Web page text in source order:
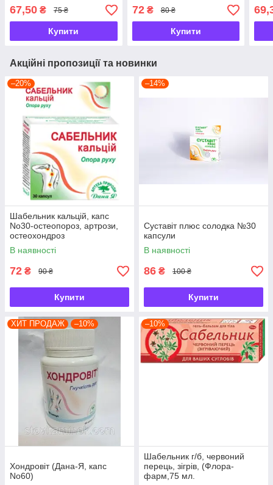
67,50 ₴ 75 ₴
Купити
72₴ 80 ₴
Купити
Акційні пропозиції та новинки
–20%
Шабельник кальцій, капс
No30-остеопороз, артрози,
остеохондроз
В наявності
72 ₴ 90 ₴
Купити
–14%
Суставіт плюс солодка №30
капсули
В наявності
86 ₴ 100 ₴
Купити
ХИТ ПРОДАЖ –10%
Хондровіт (Дана-Я, капс
No60)
–10%
Шабельник г/б, червоний
перець, зігрів, (Флора-
фарм,75 мл.